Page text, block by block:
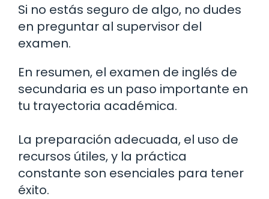
Si no estás seguro de algo, no dudes
en preguntar al supervisor del
examen.
En resumen, el examen de inglés de
secundaria es un paso importante en
tu trayectoria académica.
La preparación adecuada, el uso de
recursos útiles, y la práctica
constante son esenciales para tener
éxito.